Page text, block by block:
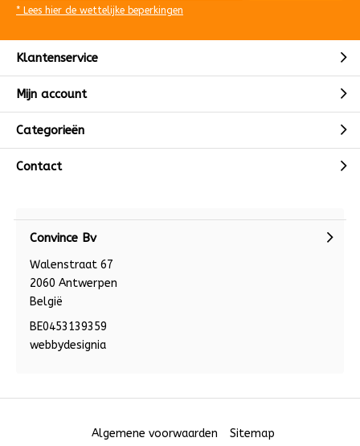
* Lees hier de wettelijke beperkingen
Klantenservice
Mijn account
Categorieën
Contact
Convince Bv
Walenstraat 67
2060 Antwerpen
België
BE0453139359
webbydesignia
Algemene voorwaarden Sitemap